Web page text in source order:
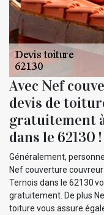
Avec Nef
devis de
gratuitement
dans le 62130 !
Généralement,
Nef couverture
Ternois dans le 62130
gratuitement. De plus
toiture vous assure